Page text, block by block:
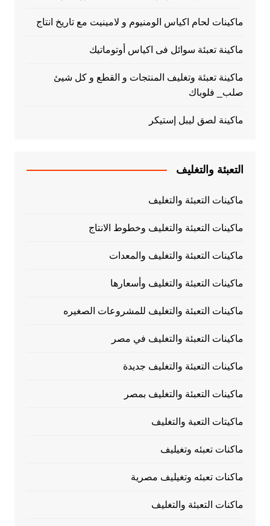
ماكينات لحام اكياس الومنيوم و لامينيت مع تاريخ انتاج
ماكينة تعبئة سوائل فى اكياس أوتوماتيك
ماكينة تعبئة وتغليف المنتجات و القطع و كل شيئ
صلب_ فلوباك
ماكينة لصق ليبل إستيكر
التعبئة والتغليف
ماكينات التعبئة والتغليف
ماكينات التعبئة والتغليف وخطوط الانتاج
ماكينات التعبئة والتغليف والمعدات
ماكينات التعبئة والتغليف وأسعارها
ماكينات التعبئة والتغليف للمشروعات الصغيره
ماكينات التعبئة والتغليف في مصر
ماكينات التعبئة والتغليف جديدة
ماكينات التعبئة والتغليف بمصر
ماكيتات التعبة والتغليف
ماكنات تعبئه وتغيليف
ماكنات تعبئه وتغيليف مصرية
ماكنات التعبئة والتغليف